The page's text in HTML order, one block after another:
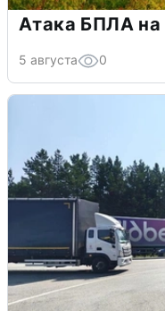
Атака БПЛА на
5 августа 0